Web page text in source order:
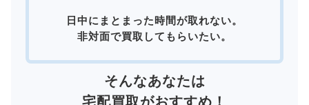
日中にまとまった時間が取れない。
非対面で買取してもらいたい。
そんなあなたは
宅配買取がおすすめ！